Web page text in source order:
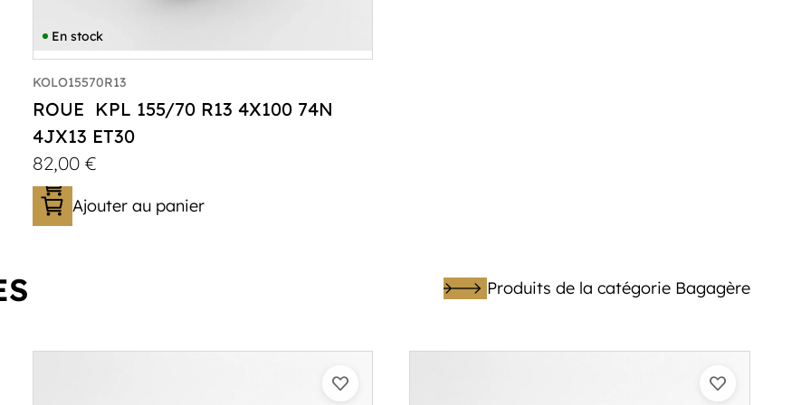
En stock
KOLO15570R13
ROUE KPL 155/70 R13 4X100 74N
4JX13 ET30
82,00 €
Ajouter au panier
Produits de la catégorie Bagagère